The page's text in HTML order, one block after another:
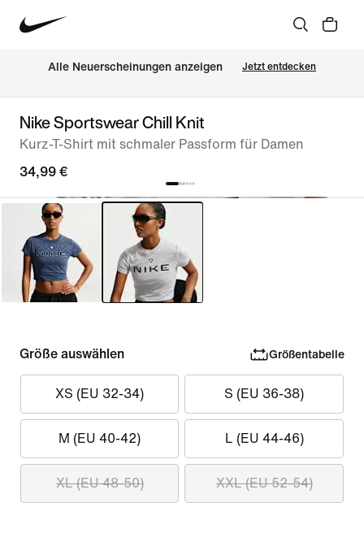
Alle Neuerscheinungen anzeigen Jetzt entdecken
Nike Sportswear Chill Knit
Kurz-T-Shirt mit schmaler Passform für Damen
34,99 €
Größe auswählen Größentabelle
XS (EU 32-34) S (EU 36-38)
M (EU 40-42) L (EU 44-46)
XL (EU 48-50) XXL (EU 52-54)